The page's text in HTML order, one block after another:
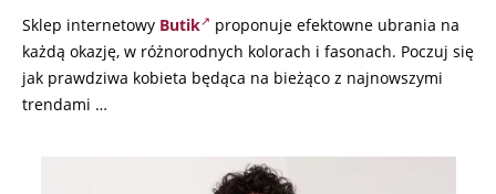
Sklep internetowy Butik proponuje efektowne ubrania na
każdą okazję, w różnorodnych kolorach i fasonach. Poczuj się
jak prawdziwa kobieta będąca na bieżąco z najnowszymi
trendami …